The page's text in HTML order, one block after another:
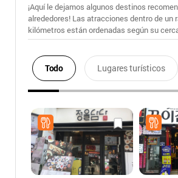
¡Aquí le dejamos algunos destinos
alrededores! Las atracciones dentro de un
kilómetros están ordenadas según su
Todo Lugares turísticos